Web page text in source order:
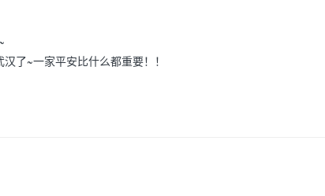
了~一家平安比什么都重要！！